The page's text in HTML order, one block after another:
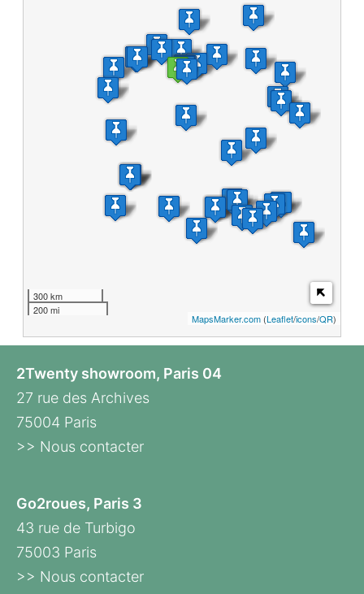
300 km
200 mi
MapsMarker.com (Leaflet/icons/QR)
2Twenty showroom, Paris 04
27 rue des Archives
75004 Paris
>> Nous contacter
Go2roues, Paris 3
43 rue de Turbigo
75003 Paris
>> Nous contacter